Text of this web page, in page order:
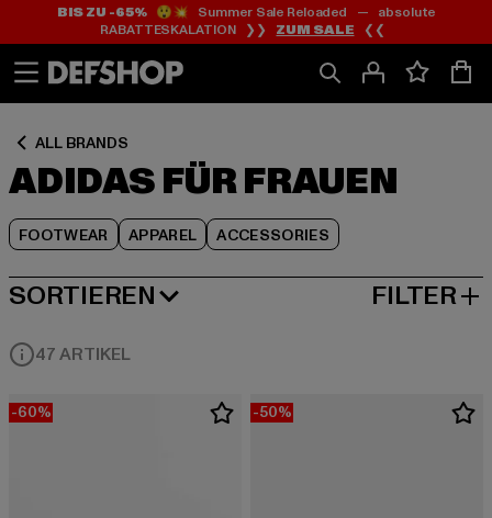
Zum
Inhalt
springen
Zum
Fußzeile
springen
BIS ZU -65%😲💥 Summer Sale Reloaded — absolute
RABATTESKALATION ❯❯ ZUM SALE ❮❮
ALL BRANDS
ADIDAS FÜR FRAUEN
FOOTWEAR APPAREL ACCESSORIES
Zum
Produktraster
springen
SORTIEREN
BELIEBTESTE FILTER
47 ARTIKEL
-60% -50%